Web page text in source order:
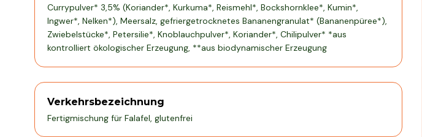
Currypulver* 3,5% (Koriander*, Kurkuma*, Reismehl*, Bockshornklee*, Kumin*,
Ingwer*, Nelken*), Meersalz, gefriergetrocknetes Bananengranulat* (Bananenpüree*),
Zwiebelstücke*, Petersilie*, Knoblauchpulver*, Koriander*, Chilipulver* *aus
kontrolliert ökologischer Erzeugung, **aus biodynamischer Erzeugung
Verkehrsbezeichnung
Fertigmischung für Falafel, glutenfrei